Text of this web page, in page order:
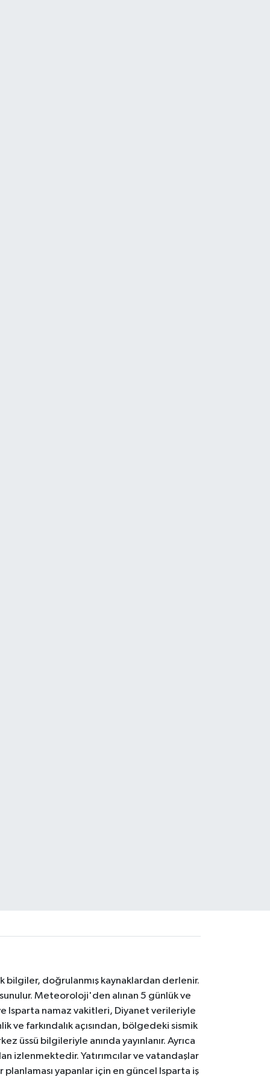
bilgiler, doğrulanmış kaynaklardan derlenir.
Meteoroloji'den alınan 5 günlük ve
Isparta namaz vakitleri, Diyanet verileriyle
ve farkındalık açısından, bölgedeki sismik
üssü bilgileriyle anında yayınlanır. Ayrıca
izlenmektedir. Yatırımcılar ve vatandaşlar
planlaması yapanlar için en güncel Isparta iş